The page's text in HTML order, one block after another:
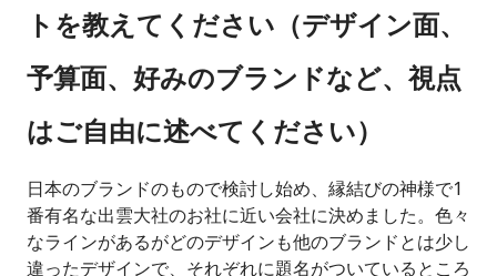
トを教えてください（デザイン面、
予算面、好みのブランドなど、視点
はご自由に述べてください）
日本のブランドのもので検討し始め、縁結びの神様で1
番有名な出雲大社のお社に近い会社に決めました。色々
なラインがあるがどのデザインも他のブランドとは少し
違ったデザインで、それぞれに題名がついているところ